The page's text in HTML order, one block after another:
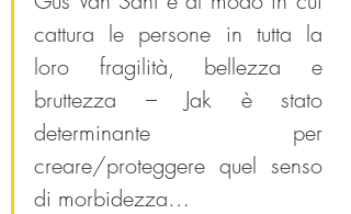
cattura le persone in tutta la
loro fragilità, bellezza e
bruttezza – Jak è stato
determinante per
creare/proteggere quel senso
di morbidezza…